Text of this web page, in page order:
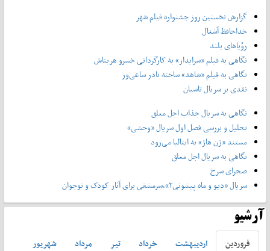
گزارش نخستین روز جشنواره فیلم شهر
خداحافظ آشغال
رؤیاهای بلند
نگاهی به فیلم «سرایدار» به کارگردانی خسرو هریتاش
نگاهی به فیلم «شاهد» ساخته نادر ساعی‌ور
نقدی بر سریال تاسیان
نگاهی به سریال جذاب اجل معلق
تحلیل و بررسی فصل اول سریال «وحشی»
مستند «ژن هاژ» به ایتالیا می‌رود
نگاهی به سریال اجل معلق
صحرای سرخ
سریال «دیو و ماه پیشونی۲»،سرمشقی برای آثار کودک و نوجوان
آرشیو
فروردين ارديبهشت خرداد تير مرداد
شهريور